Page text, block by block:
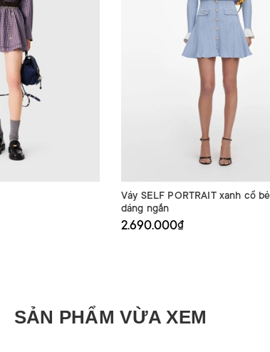
Váy SELF PORTRAIT xanh cổ
dáng ngắn
2.690.000₫
SẢN PHẨM VỪA XEM